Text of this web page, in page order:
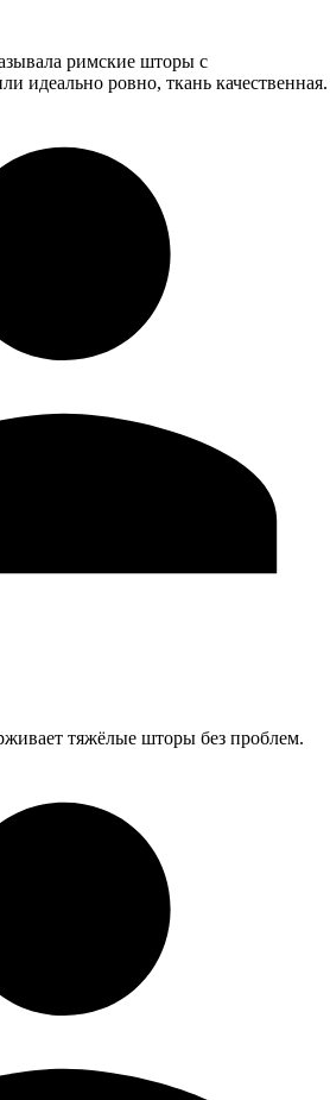
римские шторы с
идеально ровно, ткань качественная.
тяжёлые шторы без проблем.